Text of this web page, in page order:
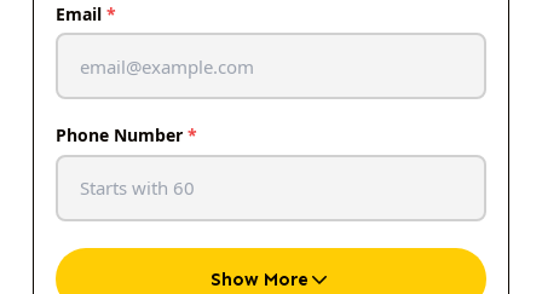
Email *
Phone Number *
Show More